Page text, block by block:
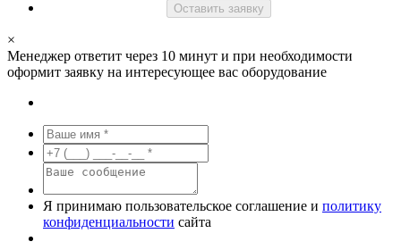
Оставить заявку
×
Менеджер ответит через 10 минут и при необходимости
оформит заявку на интересующее вас оборудование
Я принимаю пользовательское соглашение и политику
конфиденциальности сайта